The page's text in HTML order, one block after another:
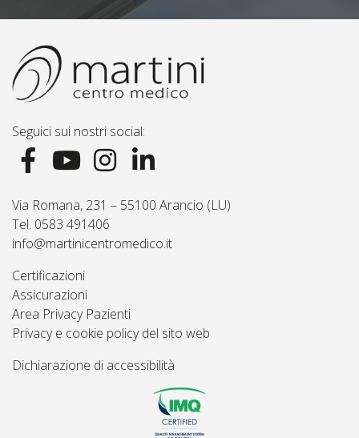
Seguici sui nostri social:
Via Romana, 231 – 55100 Arancio (LU)
Tel. 0583 491406
info@martinicentromedico.it
Certificazioni
Assicurazioni
Area Privacy Pazienti
Privacy e cookie policy del sito web
Dichiarazione di accessibilità